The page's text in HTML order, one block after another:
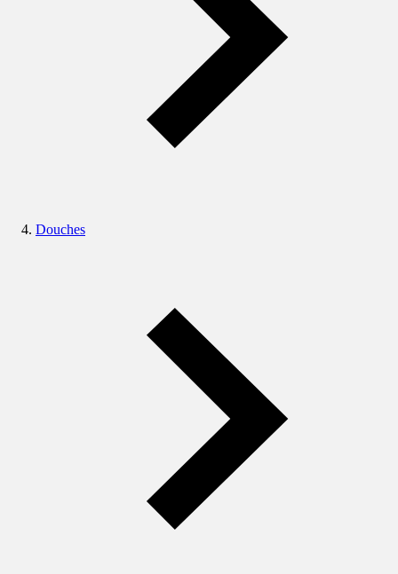
Douches